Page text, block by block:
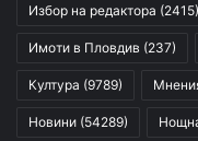
Избор на редактора (2415)
Имоти в Пловдив (237)
Култура (9789)
Новини (54289)